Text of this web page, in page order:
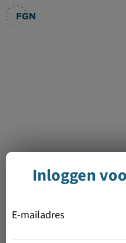
Inloggen
E-mailadres